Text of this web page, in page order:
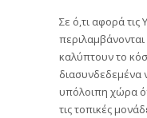
Σε ό,τι αφορά
καλύπτουν το
διασυνδεδεμένα
υπόλοιπη χώρα
τις τοπικές